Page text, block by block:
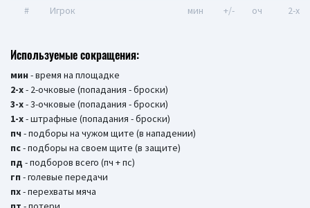
# Игрок мин +/- оч 2-x
Используемые сокращения:
мин - время на площадке
2-х- 2-очковые (попадания - броски)
3-х- 3-очковые (попадания - броски)
1-х- штрафные (попадания - броски)
пч - подборы на чужом щите (в нападении)
пс- подборы на своем щите (в защите)
пд - подборов всего (пч + пс)
гп - голевые передачи
пх- перехваты мяча